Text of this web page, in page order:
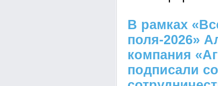
В рамках
поля-2026»
компания
подписали